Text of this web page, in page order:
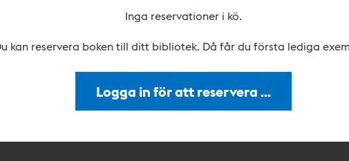
Inga reservationer i kö.
kan reservera boken till ditt bibliotek. Då får du första lediga
Logga in för att reservera …